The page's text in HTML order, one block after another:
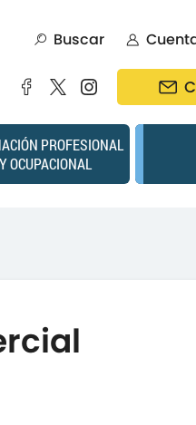
Buscar
PROFESIONAL
Y OCUPACIONAL